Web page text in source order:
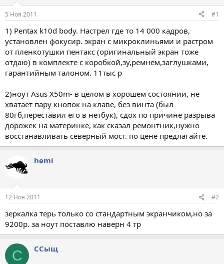
е
м
ы
а
л
5 Ноя 2011 #1
1) Pentax k10d body. Настрел где то 14 000 кадров,
установлен фокусир. экран с микроклиньями и растром
от пленкотушки пентакс (оригинальный экран тоже
отдаю) в комплекте с коробкой,зу,ремнем,заглушками,
гарантийным талоном. 11тыс р
2)ноут Asus X50m- в целом в хорошем состоянии, не
хватает пару кнопок на клаве, без винта (был
80гб,переставил его в нетбук), сдох по причине разрыва
дорожек на материнке, как сказал ремонтник,нужно
восстанавливать северный мост. по цене предлагайте.
hemi
12 Ноя 2011 #2
зеркалка терь только со стандартным экранчиком,но за
9200р. за ноут поставлю наверн 4 тр
С ССыщ